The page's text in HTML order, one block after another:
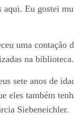
Eu gostei
uma contação
na biblioteca.
sete anos de
eles também
Siebeneichler.